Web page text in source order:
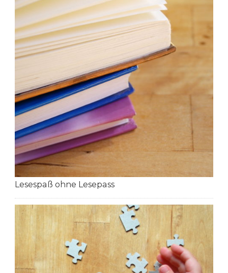
Lesespaß ohne Lesepass